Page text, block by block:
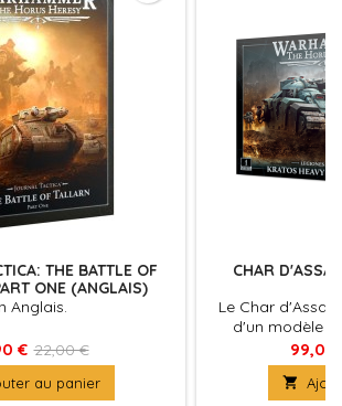
THE BATTLE OF
ONE (ANGLAIS)
Anglais.
€ 22,00 €
au panier
CHAR
Le Char
d'un modèle
service lors de
99,00
